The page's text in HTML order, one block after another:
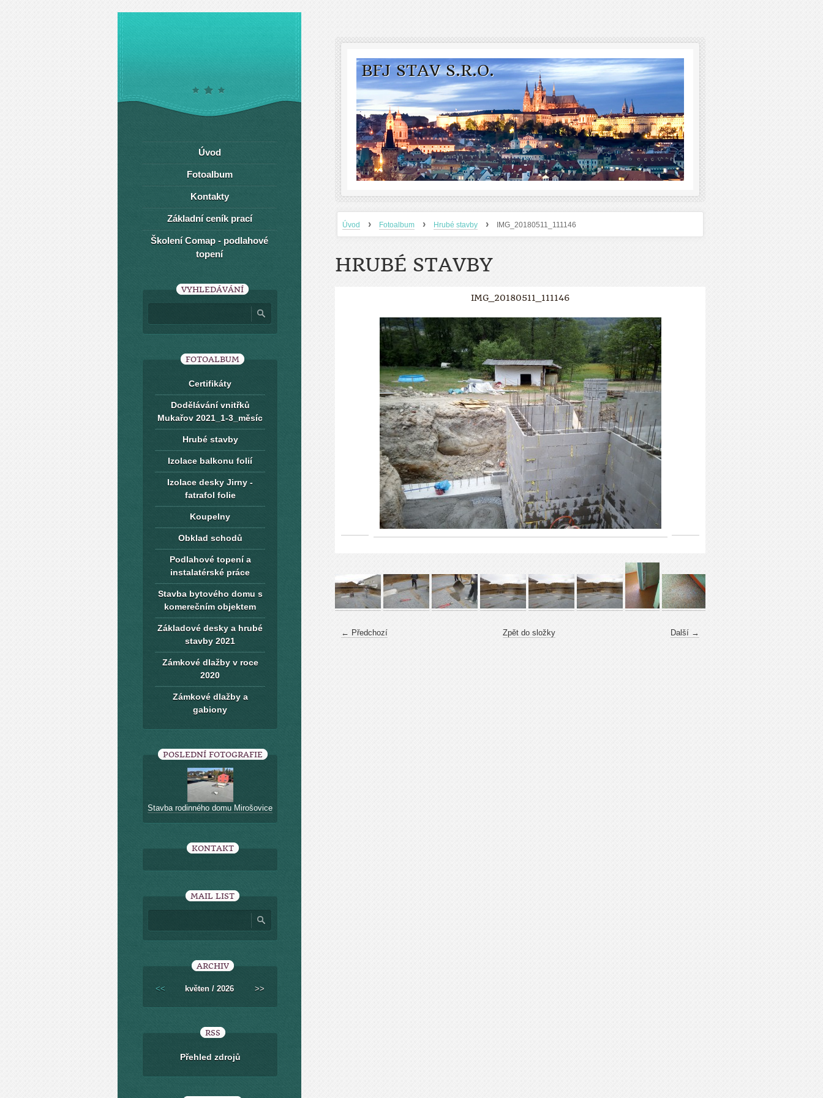
BFJ STAV S.R.O.
Úvod › Fotoalbum › Hrubé stavby › IMG_20180511_111146
HRUBÉ STAVBY
IMG_20180511_111146
← Předchozí Další →
Zpět do složky
Úvod
Fotoalbum
Kontakty
Základní ceník prací
Školení Comap - podlahové
topení
VYHLEDÁVÁNÍ
FOTOALBUM
Certifikáty
Dodělávání vnitřků
Mukařov 2021_1-3_měsíc
Hrubé stavby
Izolace balkonu folií
Izolace desky Jirny -
fatrafol folie
Koupelny
Obklad schodů
Podlahové topení a
instalatérské práce
Stavba bytového domu s
komerečním objektem
Základové desky a hrubé
stavby 2021
Zámkové dlažby v roce
2020
Zámkové dlažby a
gabiony
POSLEDNÍ FOTOGRAFIE
Stavba rodinného domu Mirošovice
KONTAKT
MAIL LIST
ARCHIV
<< květen / 2026 >>
RSS
Přehled zdrojů